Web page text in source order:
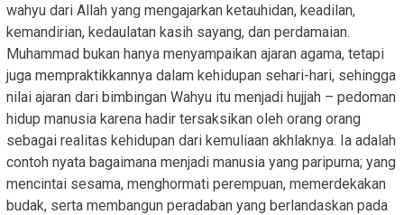
wahyu dari Allah yang mengajarkan ketauhidan, keadilan,
kemandirian, kedaulatan kasih sayang, dan perdamaian.
Muhammad bukan hanya menyampaikan ajaran agama, tetapi
juga mempraktikkannya dalam kehidupan sehari-hari, sehingga
nilai ajaran dari bimbingan Wahyu itu menjadi hujjah – pedoman
hidup manusia karena hadir tersaksikan oleh orang orang
sebagai realitas kehidupan dari kemuliaan akhlaknya. Ia adalah
contoh nyata bagaimana menjadi manusia yang paripurna; yang
mencintai sesama, menghormati perempuan, memerdekakan
budak, serta membangun peradaban yang berlandaskan pada